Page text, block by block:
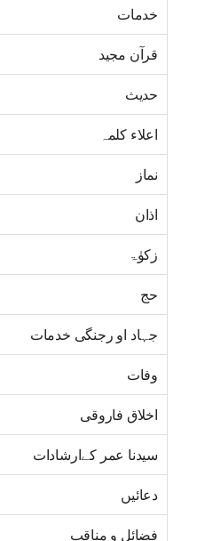
خدمات
قرآن مجید
حدیث
اعلاء کلمہ
نماز
اذان
زکوٰۃ
حج
جہاد او رجنگی خدمات
وفات
اخلاق فاروقی
سیدنا عمر کےارشادات
دعائیں
فضائل و مناقب